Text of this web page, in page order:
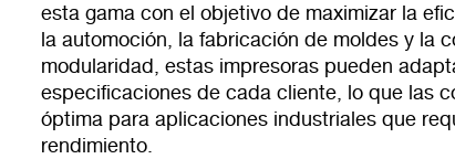
esta gama con el objetivo de maximizar la
la automoción, la fabricación de moldes y la
modularidad, estas impresoras pueden
especificaciones de cada cliente, lo que las
óptima para aplicaciones industriales que
rendimiento.